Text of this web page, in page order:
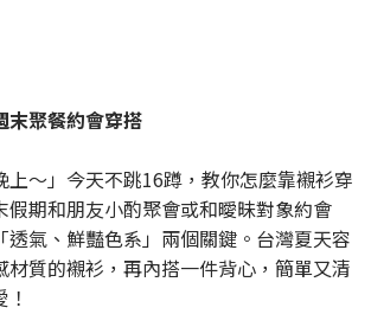
末聚餐約會穿搭
上～」今天不跳16蹲，教你怎麼靠襯衫穿
假期和朋友小酌聚會或和曖昧對象約會
透氣、鮮豔色系」兩個關鍵。台灣夏天容
材質的襯衫，再內搭一件背心，簡單又清